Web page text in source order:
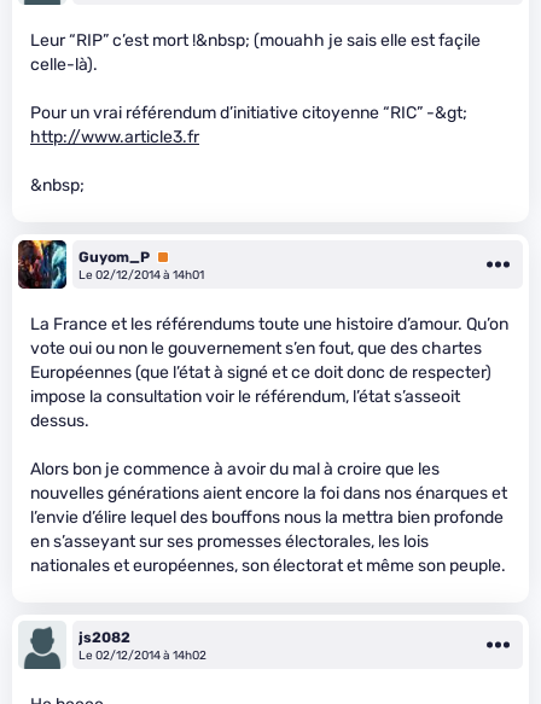
Leur “RIP” c’est mort !&nbsp; (mouahh je sais elle est façile
celle-là).
Pour un vrai référendum d’initiative citoyenne “RIC” -&gt;
http://www.article3.fr
&nbsp;
Guyom_P Premium
Le 02/12/2014 à 14h01
La France et les référendums toute une histoire d’amour. Qu’on
vote oui ou non le gouvernement s’en fout, que des chartes
Européennes (que l’état à signé et ce doit donc de respecter)
impose la consultation voir le référendum, l’état s’asseoit
dessus.
Alors bon je commence à avoir du mal à croire que les
nouvelles générations aient encore la foi dans nos énarques et
l’envie d’élire lequel des bouffons nous la mettra bien profonde
en s’asseyant sur ses promesses électorales, les lois
nationales et européennes, son électorat et même son peuple.
js2082
Le 02/12/2014 à 14h02